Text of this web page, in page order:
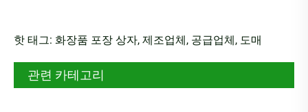
핫 태그: 화장품 포장 상자, 제조업체, 공급업체, 도매
관련 카테고리